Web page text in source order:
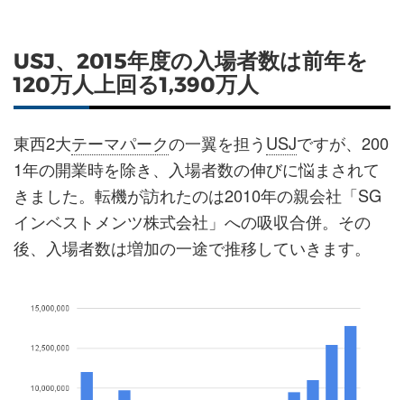
USJ、2015年度の入場者数は前年を
120万人上回る1,390万人
東西2大テーマパークの一翼を担うUSJですが、200
1年の開業時を除き、入場者数の伸びに悩まされて
きました。転機が訪れたのは2010年の親会社「SG
インベストメンツ株式会社」への吸収合併。その
後、入場者数は増加の一途で推移していきます。